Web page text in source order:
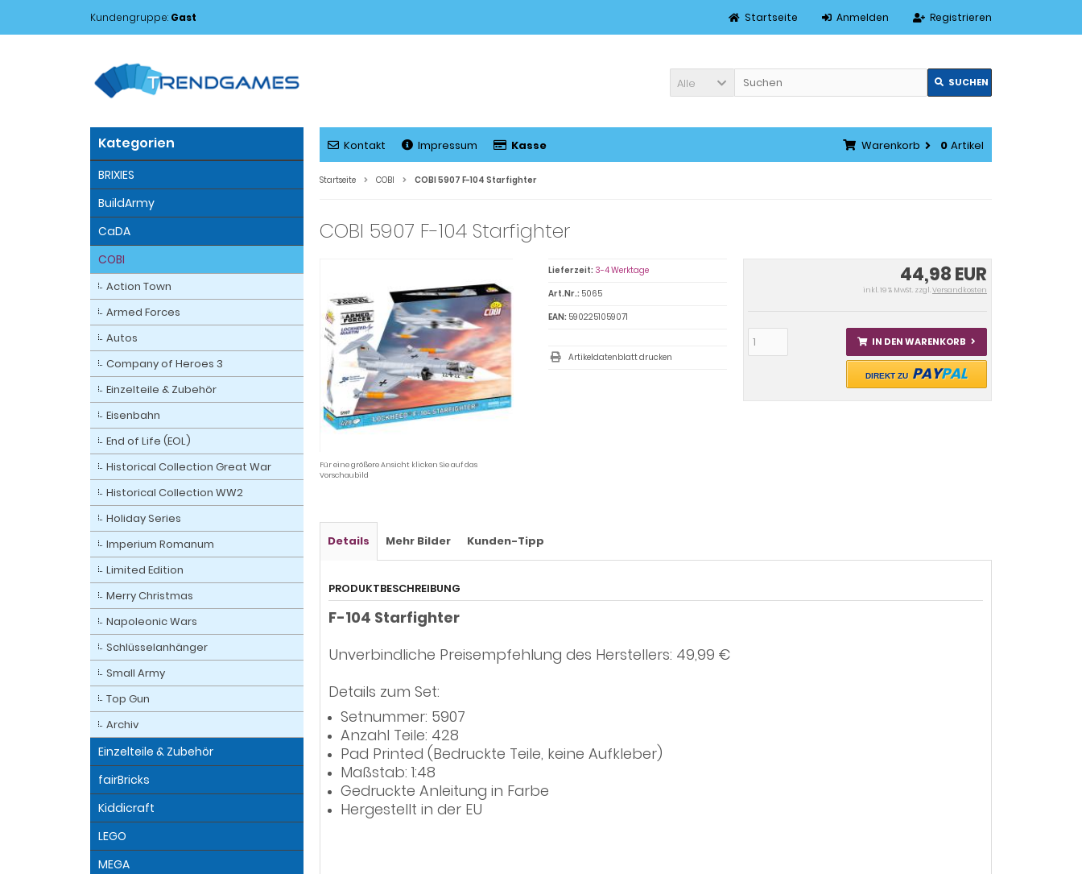
Kundengruppe: Gast Registrieren
Anmelden
Startseite
Alle SUCHEN
Kontakt Impressum Kasse Warenkorb 0 Artikel
Startseite COBI COBI 5907 F-104 Starfighter
COBI 5907 F-104 Starfighter
Für eine größere Ansicht klicken Sie auf das
Vorschaubild
44,98 EUR
inkl. 19 % MwSt. zzgl.Versandkosten
IN DEN WARENKORB
DIREKT ZU PAYPAL
Lieferzeit: 3-4 Werktage
Art.Nr.: 5065
EAN: 5902251059071
Artikeldatenblatt drucken
Details Mehr Bilder Kunden-Tipp
PRODUKTBESCHREIBUNG
F-104 Starfighter
Unverbindliche Preisempfehlung des Herstellers: 49,99 €
Details zum Set:
Setnummer: 5907
Anzahl Teile: 428
Pad Printed (Bedruckte Teile, keine Aufkleber)
Maßstab: 1:48
Gedruckte Anleitung in Farbe
Hergestellt in der EU
Kategorien
BRIXIES
BuildArmy
CaDA
COBI
Action Town
Armed Forces
Autos
Company of Heroes 3
Einzelteile & Zubehör
Eisenbahn
End of Life (EOL)
Historical Collection Great War
Historical Collection WW2
Holiday Series
Imperium Romanum
Limited Edition
Merry Christmas
Napoleonic Wars
Schlüsselanhänger
Small Army
Top Gun
Archiv
Einzelteile & Zubehör
fairBricks
Kiddicraft
LEGO
MEGA